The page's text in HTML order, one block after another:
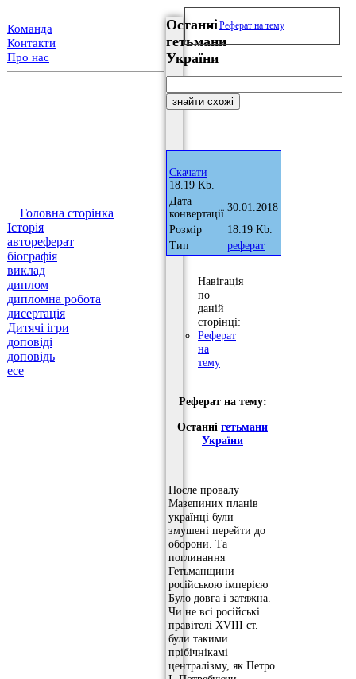
Команда
Контакти
Про нас
Головна сторінка
Історія
автореферат
біографія
виклад
диплом
дипломна робота
дисертація
Дитячі ігри
доповіді
доповідь
есе
Останні
гетьмани
України
Скачати
18.19 Kb.
Дата
конвертації
30.01.2018
Розмір
18.19 Kb.
Тип
реферат
Навігація
по
даній
сторінці:
Реферат
на
тему
Реферат на тему:
Останні гетьмани
України
После провалу
Мазепиних планів
українці були
змушені перейти до
оборони. Та
поглинання
Гетьманщини
російською імперією
Було довга і затяжна.
Чи не всі російські
правітелі XVIII ст.
були такими
прібічнікамі
централізму, як Петро
Реферат на тему